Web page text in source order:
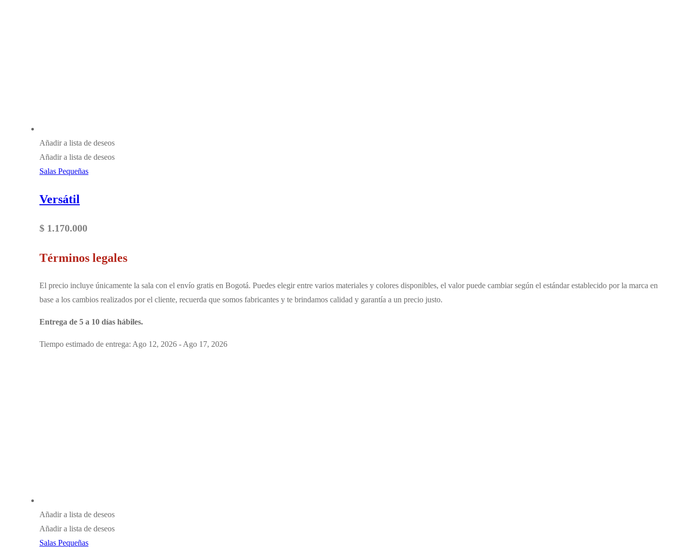
Añadir a lista de deseos
Añadir a lista de deseos
Salas Pequeñas
Versátil
$ 1.170.000
Términos legales
El precio incluye únicamente la sala con el envío gratis en Bogotá. Puedes elegir entre varios materiales y colores disponibles, el valor puede cambiar según el estándar establecido por la marca en
base a los cambios realizados por el cliente, recuerda que somos fabricantes y te brindamos calidad y garantía a un precio justo.
Entrega de 5 a 10 días hábiles.
Tiempo estimado de entrega: Ago 12, 2026 - Ago 17, 2026
Añadir a lista de deseos
Añadir a lista de deseos
Salas Pequeñas